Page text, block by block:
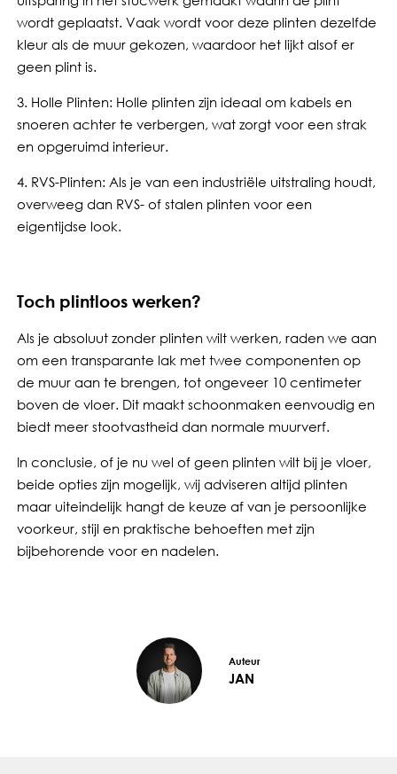
wordt geplaatst. Vaak wordt voor deze plinten dezelfde
kleur als de muur gekozen, waardoor het lijkt alsof er
geen plint is.
3. Holle Plinten: Holle plinten zijn ideaal om kabels en
snoeren achter te verbergen, wat zorgt voor een strak
en opgeruimd interieur.
4. RVS-Plinten: Als je van een industriële uitstraling houdt,
overweeg dan RVS- of stalen plinten voor een
eigentijdse look.
Toch plintloos werken?
Als je absoluut zonder plinten wilt werken, raden we aan
om een transparante lak met twee componenten op
de muur aan te brengen, tot ongeveer 10 centimeter
boven de vloer. Dit maakt schoonmaken eenvoudig en
biedt meer stootvastheid dan normale muurverf.
In conclusie, of je nu wel of geen plinten wilt bij je vloer,
beide opties zijn mogelijk, wij adviseren altijd plinten
maar uiteindelijk hangt de keuze af van je persoonlijke
voorkeur, stijl en praktische behoeften met zijn
bijbehorende voor en nadelen.
Auteur
JAN